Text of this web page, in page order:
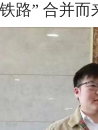
路” 合并而